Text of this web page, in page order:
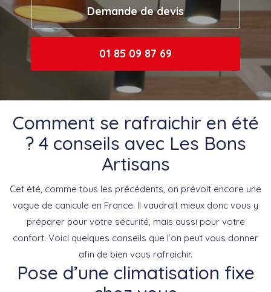
Demande de devis
01 85 09 87 69
Comment se rafraichir en été
? 4 conseils avec Les Bons
Artisans
Cet été, comme tous les précédents, on prévoit encore une
vague de canicule en France. Il vaudrait mieux donc vous y
préparer pour votre sécurité, mais aussi pour votre
confort. Voici quelques conseils que l’on peut vous donner
afin de bien vous rafraichir.
Pose d’une climatisation fixe